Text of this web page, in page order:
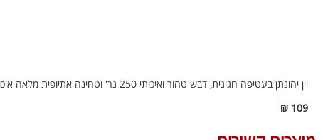
יין יהונתן בעטיפה חגיגית, דבש טהור ואיכותי 250 גר' וטחינה אתיופית מלאה איכותית, במארז מתנה.
109 ₪